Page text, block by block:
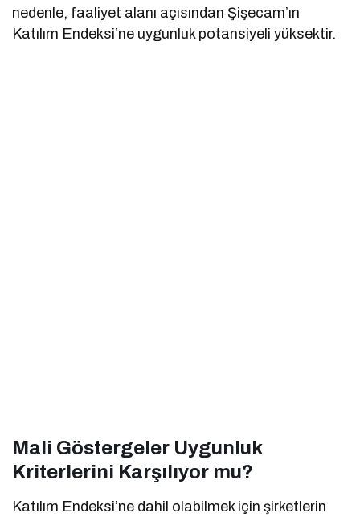
nedenle, faaliyet alanı açısından Şişecam’ın
Katılım Endeksi’ne uygunluk potansiyeli yüksektir.
Mali Göstergeler Uygunluk
Kriterlerini Karşılıyor mu?
Katılım Endeksi’ne dahil olabilmek için şirketlerin